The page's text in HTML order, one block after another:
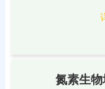
氮素生